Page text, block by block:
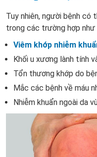
Tuy nhiên, người bệnh có
trong các trường hợp như
Viêm khớp nhiễm
Khối u xương lành tính
Tổn thương khớp do
Mắc các bệnh về máu
Nhiễm khuẩn ngoài da